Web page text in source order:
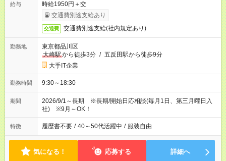
給与
時給1950円＋交
交通費別途支給あり
交通費 交通費別途支給(社内規定あり)
勤務地
東京都品川区
大崎駅から徒歩3分 / 五反田駅から徒歩9分
大手IT企業
勤務時間 9:30～18:30
期間
2026/9/1～長期 ※長期/開始日応相談(毎月1日、第三月曜日入
社) ※9月～OK！
特徴 履歴書不要 / 40～50代活躍中 / 服装自由
気になる！ 応募する 詳細へ